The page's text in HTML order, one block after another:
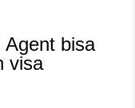
Agent bisa
visa